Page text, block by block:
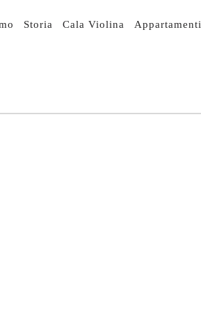
Storia Cala Violina Appartamenti